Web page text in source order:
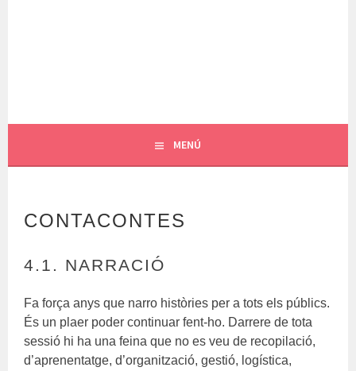
MENÚ
CONTACONTES
4.1. NARRACIÓ
Fa força anys que narro històries per a tots els públics.
És un plaer poder continuar fent-ho. Darrere de tota
sessió hi ha una feina que no es veu de recopilació,
d’aprenentatge, d’organització, gestió, logística,